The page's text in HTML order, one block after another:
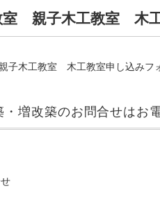
親子木工教室 木工
・増改築のお問合せはお